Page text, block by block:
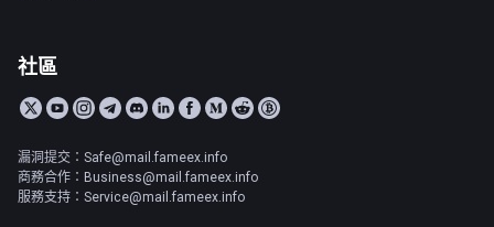
社區
漏洞提交：Safe@mail.fameex.info
商務合作：Business@mail.fameex.info
服務支持：Service@mail.fameex.info